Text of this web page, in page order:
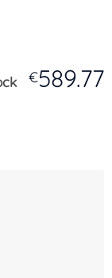
€589.77